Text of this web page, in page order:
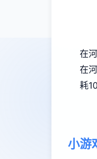
在
在
耗
小游